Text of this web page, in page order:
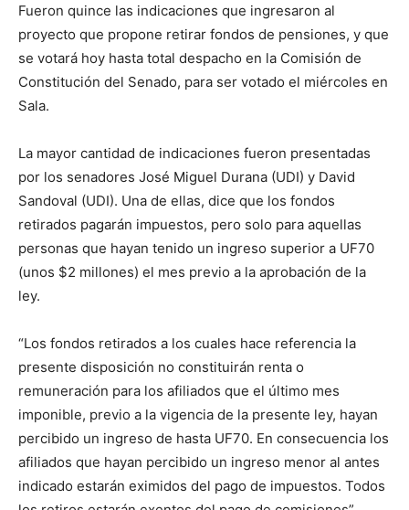
Fueron quince las indicaciones que ingresaron al
proyecto que propone retirar fondos de pensiones, y que
se votará hoy hasta total despacho en la Comisión de
Constitución del Senado, para ser votado el miércoles en
Sala.
La mayor cantidad de indicaciones fueron presentadas
por los senadores José Miguel Durana (UDI) y David
Sandoval (UDI). Una de ellas, dice que los fondos
retirados pagarán impuestos, pero solo para aquellas
personas que hayan tenido un ingreso superior a UF70
(unos $2 millones) el mes previo a la aprobación de la
ley.
“Los fondos retirados a los cuales hace referencia la
presente disposición no constituirán renta o
remuneración para los afiliados que el último mes
imponible, previo a la vigencia de la presente ley, hayan
percibido un ingreso de hasta UF70. En consecuencia los
afiliados que hayan percibido un ingreso menor al antes
indicado estarán eximidos del pago de impuestos. Todos